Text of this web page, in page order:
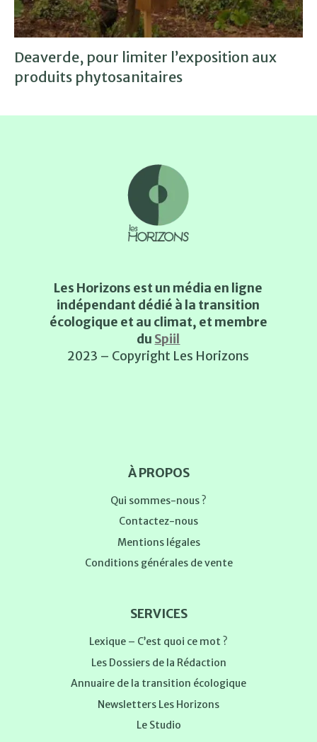
Deaverde, pour limiter l’exposition aux
produits phytosanitaires
Les Horizons est un média en ligne
indépendant dédié à la transition
écologique et au climat, et membre
du Spiil
2023 – Copyright Les Horizons
À PROPOS
Qui sommes-nous ?
Contactez-nous
Mentions légales
Conditions générales de vente
SERVICES
Lexique – C’est quoi ce mot ?
Les Dossiers de la Rédaction
Annuaire de la transition écologique
Newsletters Les Horizons
Le Studio